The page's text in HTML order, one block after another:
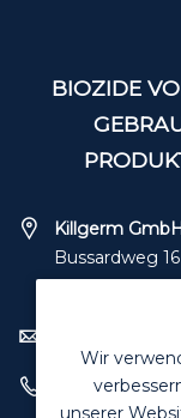
Wir
unserer
BIOZIDE
Killgerm
Bussardweg 16
41468 Neuss
+49 (0) 2131 –